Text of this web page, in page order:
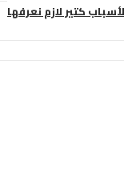
لازم نعرفها